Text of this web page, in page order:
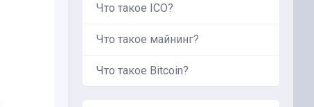
Что такое ICO?
Что такое майнинг?
Что такое Bitcoin?